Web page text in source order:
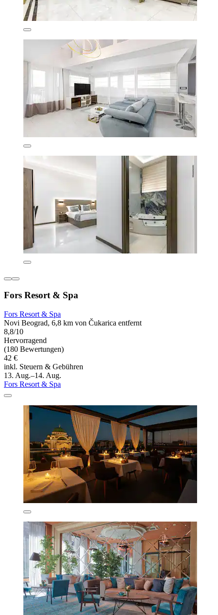
Fors Resort & Spa
Fors Resort & Spa
Novi Beograd, 6,8 km von Čukarica entfernt
8,8/10
Hervorragend
(180 Bewertungen)
42 €
inkl. Steuern & Gebühren
13. Aug.–14. Aug.
Fors Resort & Spa